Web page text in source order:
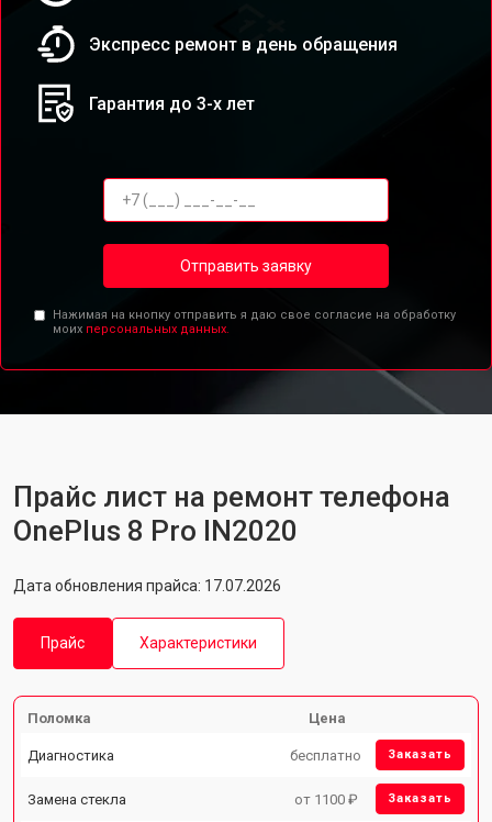
Экспресс ремонт в день обращения
Гарантия до 3-х лет
Отправить заявку
Нажимая на кнопку отправить я даю свое согласие на обработку
моих персональных данных.
Прайс лист на ремонт телефона
OnePlus 8 Pro IN2020
Дата обновления прайса: 17.07.2026
Прайс Характеристики
Поломка Цена
Диагностика бесплатно Заказать
Замена стекла от 1100 ₽ Заказать